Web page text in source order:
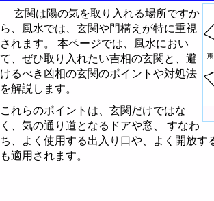
ホラリー占星術
手相占いで未来診断
タロットカードで無料
男と女の心理学と心理テ
風水と家相
飛星派風水入門
インテリア・家具・財布を鑑定 - 巒
理想的な住宅の立地条件
風水では玄関を重視
風水と色 - ラッキーカラー
風水による2008年の色
風水都市
玄関は陽の気を取り入れる場所ですか
ら、風水では、玄関や門構えが特に重視
されます。 本ページでは、風水におい
て、ぜひ取り入れたい吉相の玄関と、避
けるべき凶相の玄関のポイントや対処法
を解説します。
これらのポイントは、玄関だけではな
く、気の通り道となるドアや窓、 すなわ
ち、よく使用する出入り口や、よく開放す
も適用されます。